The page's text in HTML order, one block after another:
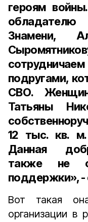
героям
Знамени,
подругами,
СВО.
Татьяны
12 тыс. кв. м.
Данная
также не
поддержки», -
Вот такая
организации в